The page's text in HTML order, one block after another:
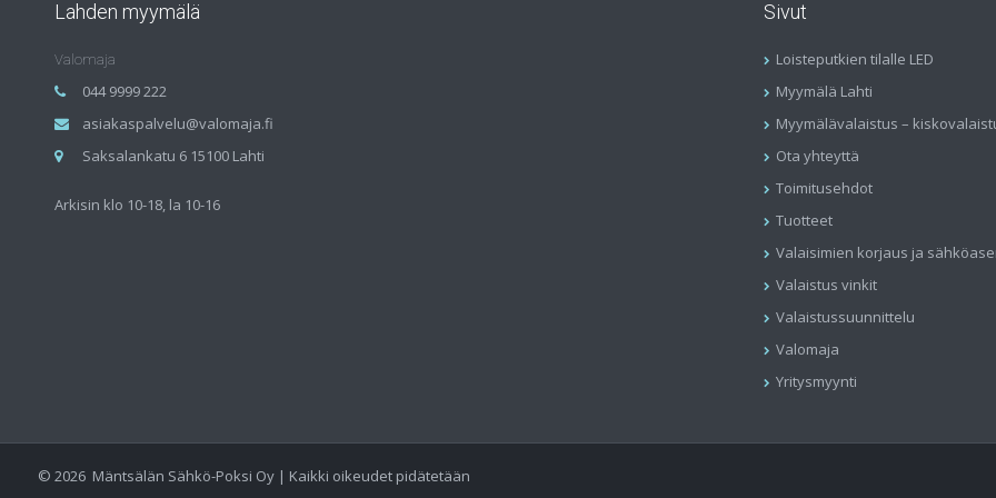
Lahden myymälä
Valomaja
044 9999 222
asiakaspalvelu@valomaja.fi
Saksalankatu 6 15100 Lahti
Arkisin klo 10-18, la 10-16
Sivut
Loisteputkien tilalle LED
Myymälä Lahti
Myymälävalaistus –
Ota yhteyttä
Toimitusehdot
Tuotteet
Valaisimien korjaus ja
Valaistus vinkit
Valaistussuunnittelu
Valomaja
Yritysmyynti
© 2026 Mäntsälän Sähkö-Poksi Oy | Kaikki oikeudet pidätetään